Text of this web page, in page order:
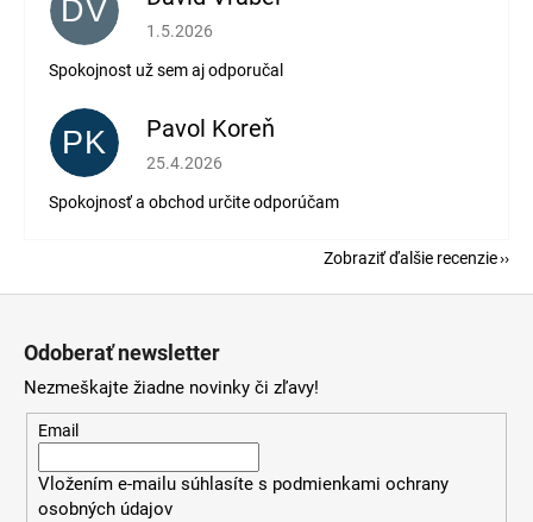
DV Hodnotenie obchodu je 5 z 5 hviezdičiek.
1.5.2026
Spokojnost už sem aj odporučal
PK Pavol Koreň
Hodnotenie obchodu je 5 z 5 hviezdičiek.
25.4.2026
Spokojnosť a obchod určite odporúčam
Zobraziť ďalšie recenzie
Odoberať newsletter
Nezmeškajte žiadne novinky či zľavy!
Email
Vložením e-mailu súhlasíte s podmienkami ochrany
osobných údajov